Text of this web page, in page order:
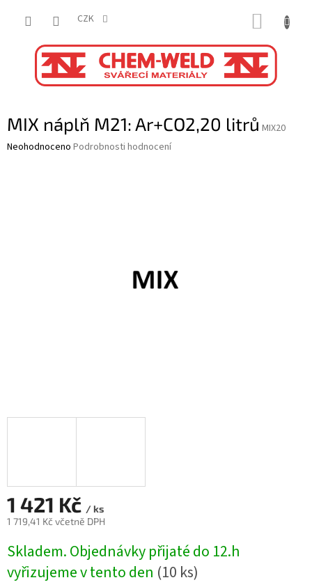
CZK
MIX náplň M21: Ar+CO2,20 litrů MIX20
Průměrné
Neohodnoceno Podrobnosti hodnocení
1 421 Kč / ks
1 719,41 Kč včetně DPH
cena:
Skladem. Objednávky přijaté do 12.h
vyřizujeme v tento den (10 ks)